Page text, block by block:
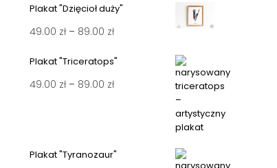
Plakat "Dzięcioł duży"
49.00 zł – 89.00 złZakres
49.00 zł
Plakat "Triceratops"
49.00 zł – 89.00 złZakres
Plakat "Tyranozaur"